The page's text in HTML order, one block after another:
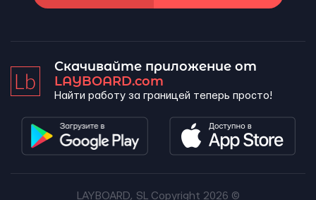
Скачивайте приложение от
LAYBOARD.com
Найти работу за границей теперь просто!
LAYBOARD, SL Copyright 2026 ©